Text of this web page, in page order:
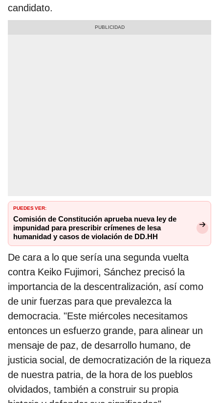
candidato.
PUEDES VER:
Comisión de Constitución aprueba nueva ley de
impunidad para prescribir crímenes de lesa
humanidad y casos de violación de DD.HH
De cara a lo que sería una segunda vuelta
contra Keiko Fujimori, Sánchez precisó la
importancia de la descentralización, así como
de unir fuerzas para que prevalezca la
democracia. "Este miércoles necesitamos
entonces un esfuerzo grande, para alinear un
mensaje de paz, de desarrollo humano, de
justicia social, de democratización de la riqueza
de nuestra patria, de la hora de los pueblos
olvidados, también a construir su propia